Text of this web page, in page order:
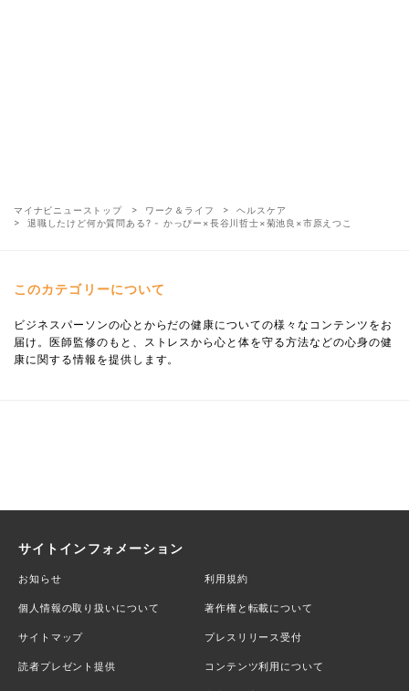
マイナビニューストップ ワーク＆ライフ
ヘルスケア
退職したけど何か質問ある? - かっぴー×長谷川哲士×菊池良×市原えつこ
このカテゴリーについて
ビジネスパーソンの心とからだの健康についての様々なコンテンツをお
届け。医師監修のもと、ストレスから心と体を守る方法などの心身の健
康に関する情報を提供します。
サイトインフォメーション
お知らせ 利用規約
個人情報の取り扱いについて 著作権と転載について
サイトマップ プレスリリース受付
読者プレゼント提供 コンテンツ利用について